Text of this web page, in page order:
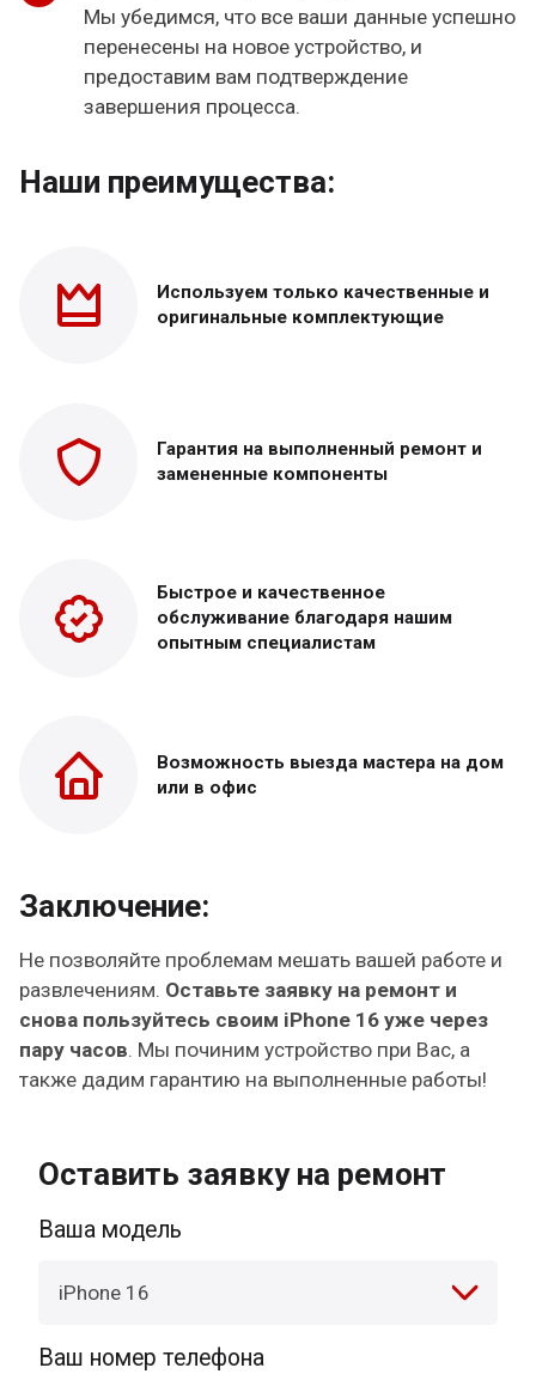
Мы убедимся, что все ваши данные успешно
перенесены на новое устройство, и
предоставим вам подтверждение
завершения процесса.
Наши преимущества:
Используем только качественные и
оригинальные комплектующие
Гарантия на выполненный ремонт и
замененные компоненты
Быстрое и качественное
обслуживание благодаря нашим
опытным специалистам
Возможность выезда мастера на дом
или в офис
Заключение:
Не позволяйте проблемам мешать вашей работе и
развлечениям. Оставьте заявку на ремонт и
снова пользуйтесь своим iPhone 16 уже через
пару часов. Мы починим устройство при Вас, а
также дадим гарантию на выполненные работы!
Оставить заявку на ремонт
Ваша модель
iPhone 16
Ваш номер телефона